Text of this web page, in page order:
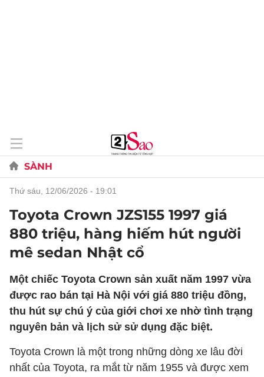
SÀNH
thứ sáu, 12/06/2026 - 19:01
Toyota Crown JZS155 1997 giá
880 triệu, hàng hiếm hút người
mê sedan Nhật cổ
Một chiếc Toyota Crown sản xuất năm 1997 vừa
được rao bán tại Hà Nội với giá 880 triệu đồng,
thu hút sự chú ý của giới chơi xe nhờ tình trạng
nguyên bản và lịch sử sử dụng đặc biệt.
Toyota Crown là một trong những dòng xe lâu đời
nhất của Toyota, ra mắt từ năm 1955 và được xem